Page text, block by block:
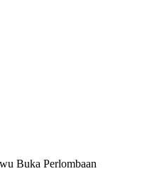
Buka Perlombaan